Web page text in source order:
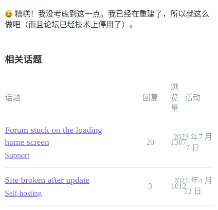
糟糕！我没考虑到这一点。我已经在重建了，所以就这么
做吧（而且论坛已经技术上停用了）。
相关话题
话题 回复
浏
览
量
活动
Forum stuck on the loading
home screen
Support
20 1307
2023 年7 月
7 日
Site broken after update
Self-hosting
3 1012
2021 年4 月
12 日